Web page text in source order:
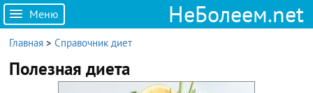
Меню НеБолеем.net
Главная >Справочник диет
Полезная диета